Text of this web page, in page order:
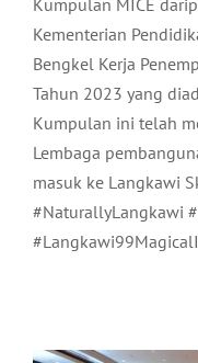
Kumpulan MICE
Kementerian
Bengkel Kerja
Tahun 2023 yang
Kumpulan ini telah
Lembaga
masuk ke Langkawi
#NaturallyLangkawi